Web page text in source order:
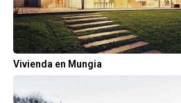
Vivienda en Mungia